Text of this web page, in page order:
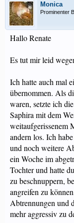
Monica
Prominenter
Hallo Renate
Es tut mir leid
Ich hatte auch mal
übernommen. Als
waren, setzte ich
Saphira mit dem
weitaufgerissenem
andern los. Ich
und noch weitere
ein Woche im
Tochter und hatte
zu beschnuppern,
angreifen zu
Abtrennungen und
mehr aggressiv zu